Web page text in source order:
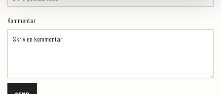
Kommentar